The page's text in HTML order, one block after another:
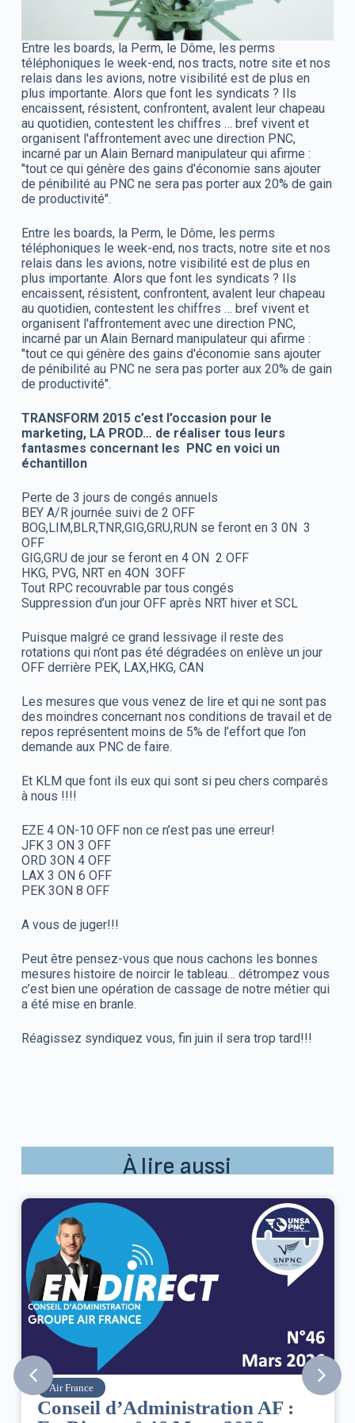
Entre les boards, la Perm, le Dôme, les perms
téléphoniques le week-end, nos tracts, notre site et nos
relais dans les avions, notre visibilité est de plus en
plus importante. Alors que font les syndicats ? Ils
encaissent, résistent, confrontent, avalent leur chapeau
au quotidien, contestent les chiffres … bref vivent et
organisent l'affrontement avec une direction PNC,
incarné par un Alain Bernard manipulateur qui afirme :
"tout ce qui génère des gains d'économie sans ajouter
de pénibilité au PNC ne sera pas porter aux 20% de gain
de productivité".
Entre les boards, la Perm, le Dôme, les perms
téléphoniques le week-end, nos tracts, notre site et nos
relais dans les avions, notre visibilité est de plus en
plus importante. Alors que font les syndicats ? Ils
encaissent, résistent, confrontent, avalent leur chapeau
au quotidien, contestent les chiffres … bref vivent et
organisent l'affrontement avec une direction PNC,
incarné par un Alain Bernard manipulateur qui afirme :
"tout ce qui génère des gains d'économie sans ajouter
de pénibilité au PNC ne sera pas porter aux 20% de gain
de productivité".
TRANSFORM 2015 c’est l’occasion pour le
marketing, LA PROD… de réaliser tous leurs
fantasmes concernant les PNC en voici un
échantillon
Perte de 3 jours de congés annuels
BEY A/R journée suivi de 2 OFF
BOG,LIM,BLR,TNR,GIG,GRU,RUN se feront en 3 0N 3
OFF
GIG,GRU de jour se feront en 4 ON 2 OFF
HKG, PVG, NRT en 4ON 3OFF
Tout RPC recouvrable par tous congés
Suppression d’un jour OFF après NRT hiver et SCL
Puisque malgré ce grand lessivage il reste des
rotations qui n’ont pas été dégradées on enlève un jour
OFF derrière PEK, LAX,HKG, CAN
Les mesures que vous venez de lire et qui ne sont pas
des moindres concernant nos conditions de travail et de
repos représentent moins de 5% de l’effort que l’on
demande aux PNC de faire.
Et KLM que font ils eux qui sont si peu chers comparés
à nous !!!!
EZE 4 ON-10 OFF non ce n’est pas une erreur!
JFK 3 ON 3 OFF
ORD 3ON 4 OFF
LAX 3 ON 6 OFF
PEK 3ON 8 OFF
A vous de juger!!!
Peut être pensez-vous que nous cachons les bonnes
mesures histoire de noircir le tableau… détrompez vous
c’est bien une opération de cassage de notre métier qui
a été mise en branle.
Réagissez syndiquez vous, fin juin il sera trop tard!!!
À lire aussi
Air France
Conseil d’Administration AF :